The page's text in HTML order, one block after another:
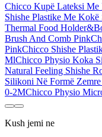
Chicco Kupë Lateksi Me
Shishe Plastike Me
Thermal Food
Brush And Comb Pink
PinkChicco Shishe
MlChicco Physio Koka
Natural Feeling Shishe
Silikoni Në Formë
0-2MChicco Physio
Kush jemi ne